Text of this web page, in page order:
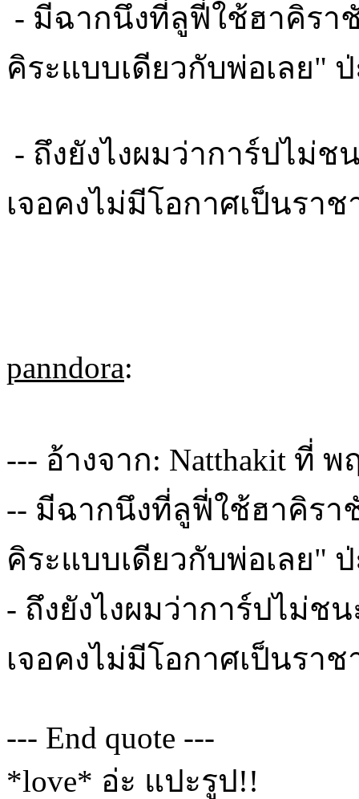
- มีฉากนึงที่ลูฟี่ใช้ฮาคิรา
คิระแบบเดียวกับพ่อเลย"
- ถึงยังไงผมว่าการ์ปไม่ช
เจอคงไม่มีโอกาศเป็นรา
panndora:
--- อ้างจาก: Natthakit ที่ พ
-- มีฉากนึงที่ลูฟี่ใช้ฮาคิรา
คิระแบบเดียวกับพ่อเลย"
- ถึงยังไงผมว่าการ์ปไม่ช
เจอคงไม่มีโอกาศเป็นรา
--- End quote ---
*love* อ่ะ แปะรูป!!